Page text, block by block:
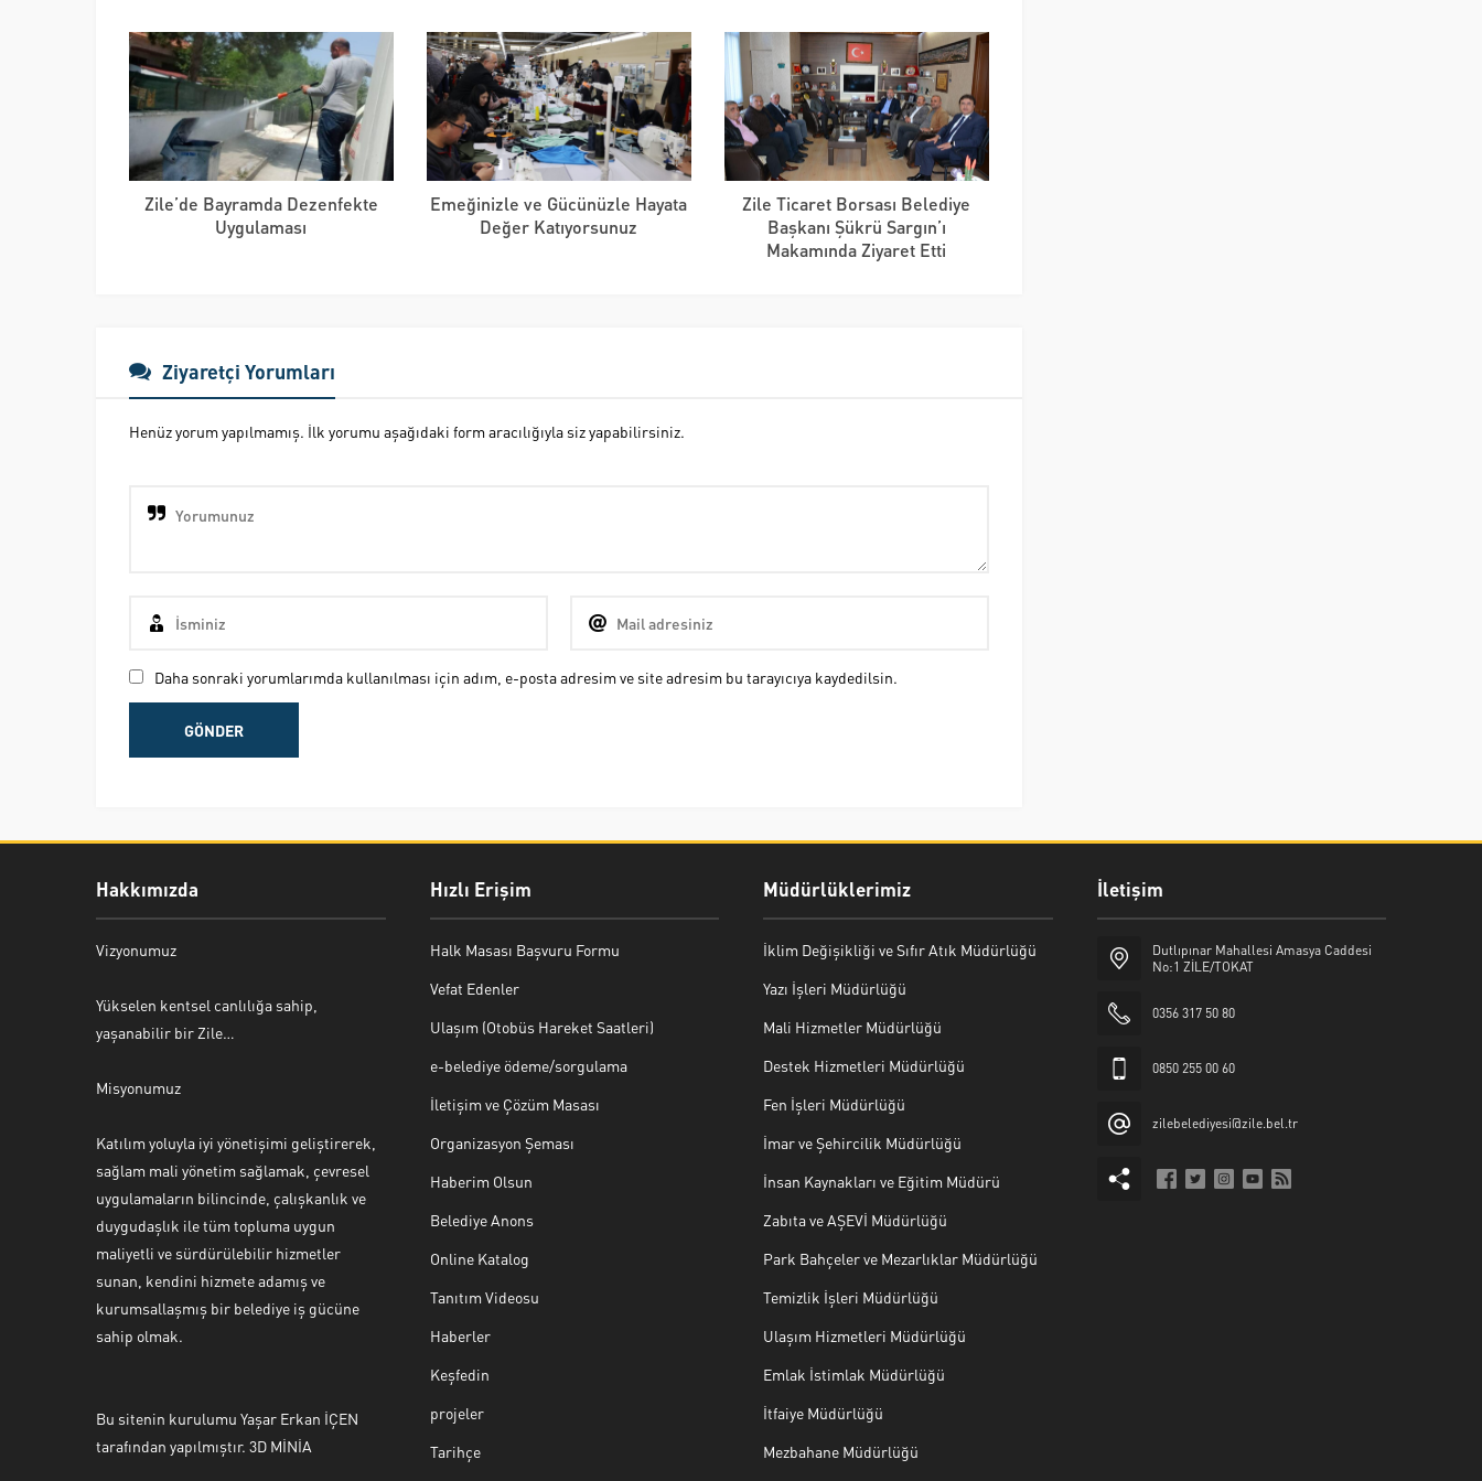
Zile’de Bayramda Dezenfekte
Uygulaması
Emeğinizle ve Gücünüzle Hayata
Değer Katıyorsunuz
Zile Ticaret Borsası Belediye
Başkanı Şükrü Sargın’ı
Makamında Ziyaret Etti
Ziyaretçi Yorumları
Henüz yorum yapılmamış. İlk yorumu aşağıdaki form aracılığıyla siz yapabilirsiniz.
Daha sonraki yorumlarımda kullanılması için adım, e-posta adresim ve site adresim bu tarayıcıya kaydedilsin.
Hakkımızda
Vizyonumuz
Yükselen kentsel canlılığa sahip,
yaşanabilir bir Zile…
Misyonumuz
Katılım yoluyla iyi yönetişimi geliştirerek,
sağlam mali yönetim sağlamak, çevresel
uygulamaların bilincinde, çalışkanlık ve
duygudaşlık ile tüm topluma uygun
maliyetli ve sürdürülebilir hizmetler
sunan, kendini hizmete adamış ve
kurumsallaşmış bir belediye iş gücüne
sahip olmak.
Bu sitenin kurulumu Yaşar Erkan İÇEN
tarafından yapılmıştır. 3D MİNİA
Hızlı Erişim
Halk Masası Başvuru Formu
Vefat Edenler
Ulaşım (Otobüs Hareket Saatleri)
e-belediye ödeme/sorgulama
İletişim ve Çözüm Masası
Organizasyon Şeması
Haberim Olsun
Belediye Anons
Online Katalog
Tanıtım Videosu
Haberler
Keşfedin
projeler
Tarihçe
Müdürlüklerimiz
İklim Değişikliği ve Sıfır Atık Müdürlüğü
Yazı İşleri Müdürlüğü
Mali Hizmetler Müdürlüğü
Destek Hizmetleri Müdürlüğü
Fen İşleri Müdürlüğü
İmar ve Şehircilik Müdürlüğü
İnsan Kaynakları ve Eğitim Müdürü
Zabıta ve AŞEVİ Müdürlüğü
Park Bahçeler ve Mezarlıklar Müdürlüğü
Temizlik İşleri Müdürlüğü
Ulaşım Hizmetleri Müdürlüğü
Emlak İstimlak Müdürlüğü
İtfaiye Müdürlüğü
Mezbahane Müdürlüğü
İletişim
Dutlıpınar Mahallesi Amasya Caddesi
No:1 ZİLE/TOKAT
0356 317 50 80
0850 255 00 60
zilebelediyesi@zile.bel.tr
Cevap Yaz